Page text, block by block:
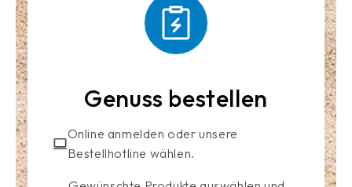
Genuss bestellen
Online anmelden oder unsere
Bestellhotline wählen.